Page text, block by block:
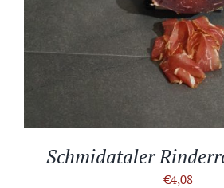
IN DEN WARENKORB /
Schmidataler
€4,08